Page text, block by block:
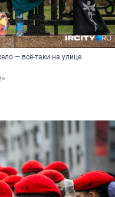
— всё-таки на улице